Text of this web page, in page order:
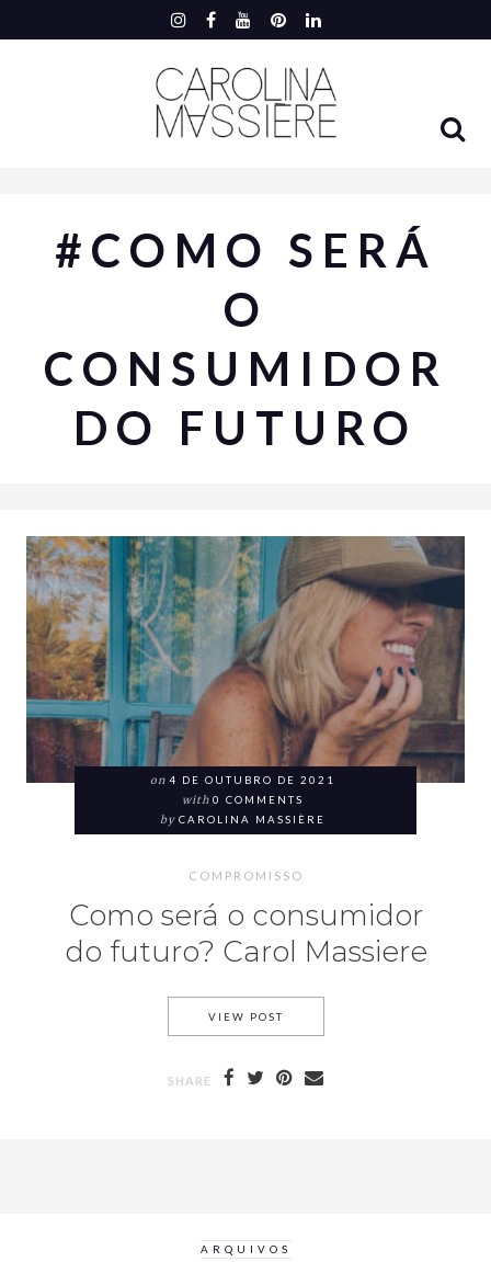
#COMO SERÁ
O
CONSUMIDOR
DO FUTURO
on 4 DE OUTUBRO DE 2021
with 0 COMMENTS
by CAROLINA MASSIÈRE
COMPROMISSO
Como será o consumidor
do futuro? Carol Massiere
VIEW POST
SHARE
ARQUIVOS